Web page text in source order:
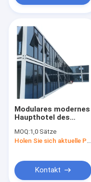
Modulares modernes
Haupthotel des
Fertighauses für
MOQ:1,0 Sätze
Holen Sie sich aktuelle Preis
Kontakt